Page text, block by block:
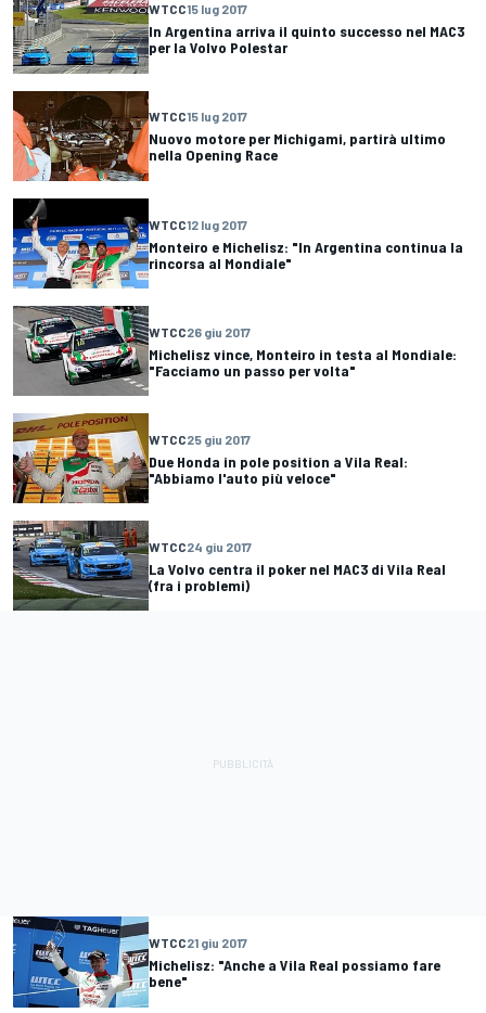
WTCC15 lug 2017
In Argentina arriva il quinto successo nel MAC3
per la Volvo Polestar
WTCC15 lug 2017
Nuovo motore per Michigami, partirà ultimo
nella Opening Race
WTCC12 lug 2017
Monteiro e Michelisz: "In Argentina continua la
rincorsa al Mondiale"
WTCC26 giu 2017
Michelisz vince, Monteiro in testa al Mondiale:
"Facciamo un passo per volta"
WTCC25 giu 2017
Due Honda in pole position a Vila Real:
"Abbiamo l'auto più veloce"
WTCC24 giu 2017
La Volvo centra il poker nel MAC3 di Vila Real
(fra i problemi)
WTCC21 giu 2017
Michelisz: "Anche a Vila Real possiamo fare
bene"